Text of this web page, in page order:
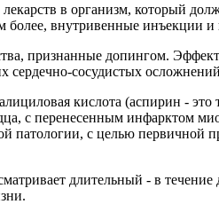
в организм, который
более, внутривенные инъекции
признанные допингом.
сердечно-сосудистых
кислота (аспирин - это
с перенесенным инфарктом
патологии, с целью
длительный - в